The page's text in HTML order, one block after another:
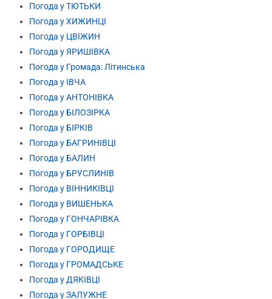
Погода у ТЮТЬКИ
Погода у ХИЖИНЦІ
Погода у ЦВІЖИН
Погода у ЯРИШІВКА
Погода у Громада: Літинська
Погода у ІВЧА
Погода у АНТОНІВКА
Погода у БІЛОЗІРКА
Погода у БІРКІВ
Погода у БАГРИНІВЦІ
Погода у БАЛИН
Погода у БРУСЛИНІВ
Погода у ВІННИКІВЦІ
Погода у ВИШЕНЬКА
Погода у ГОНЧАРІВКА
Погода у ГОРБІВЦІ
Погода у ГОРОДИЩЕ
Погода у ГРОМАДСЬКЕ
Погода у ДЯКІВЦІ
Погода у ЗАЛУЖНЕ